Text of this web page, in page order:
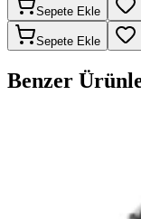
Sepete Ekle
Sepete Ekle
Benzer